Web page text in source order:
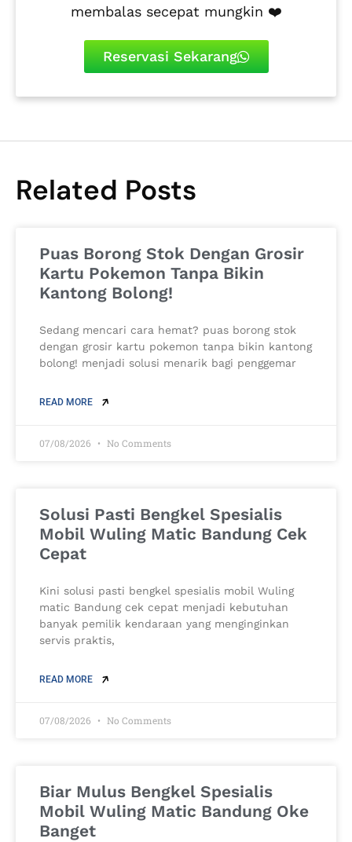
membalas secepat mungkin ❤️
Reservasi Sekarang
Related Posts
Puas Borong Stok Dengan Grosir
Kartu Pokemon Tanpa Bikin
Kantong Bolong!
Sedang mencari cara hemat? puas borong stok
dengan grosir kartu pokemon tanpa bikin kantong
bolong! menjadi solusi menarik bagi penggemar
READ MORE
07/08/2026 No Comments
Solusi Pasti Bengkel Spesialis
Mobil Wuling Matic Bandung Cek
Cepat
Kini solusi pasti bengkel spesialis mobil Wuling
matic Bandung cek cepat menjadi kebutuhan
banyak pemilik kendaraan yang menginginkan
servis praktis,
READ MORE
07/08/2026 No Comments
Biar Mulus Bengkel Spesialis
Mobil Wuling Matic Bandung Oke
Banget